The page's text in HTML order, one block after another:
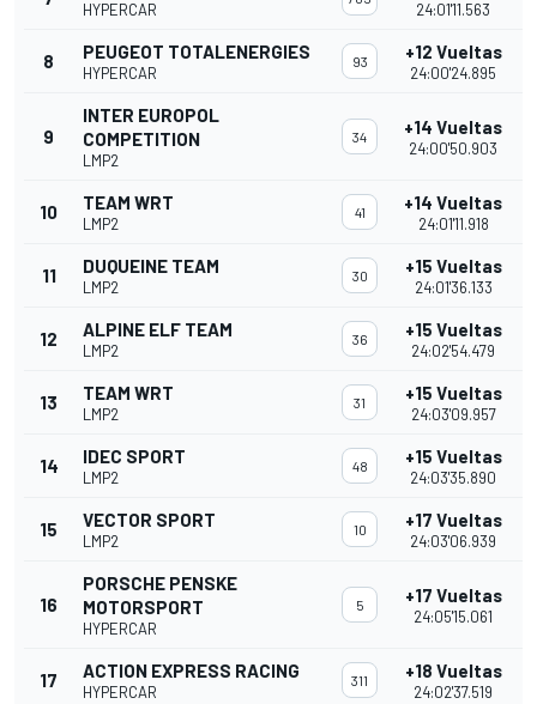
HYPERCAR 24:01'11.563
8 PEUGEOT TOTALENERGIES
HYPERCAR
93 +12 Vueltas
24:00'24.895
9
INTER EUROPOL
COMPETITION
LMP2
34 +14 Vueltas
24:00'50.903
10 TEAM WRT
LMP2
41 +14 Vueltas
24:01'11.918
11 DUQUEINE TEAM
LMP2
30 +15 Vueltas
24:01'36.133
12 ALPINE ELF TEAM
LMP2
36 +15 Vueltas
24:02'54.479
13 TEAM WRT
LMP2
31 +15 Vueltas
24:03'09.957
14 IDEC SPORT
LMP2
48 +15 Vueltas
24:03'35.890
15 VECTOR SPORT
LMP2
10 +17 Vueltas
24:03'06.939
16
PORSCHE PENSKE
MOTORSPORT
HYPERCAR
5 +17 Vueltas
24:05'15.061
17 ACTION EXPRESS RACING
HYPERCAR
311 +18 Vueltas
24:02'37.519